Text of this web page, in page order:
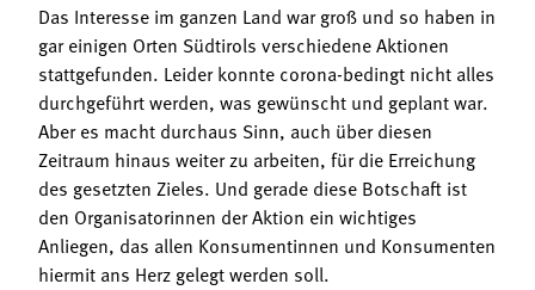
Das Interesse im ganzen Land war groß und so haben in
gar einigen Orten Südtirols verschiedene Aktionen
stattgefunden. Leider konnte corona-bedingt nicht alles
durchgeführt werden, was gewünscht und geplant war.
Aber es macht durchaus Sinn, auch über diesen
Zeitraum hinaus weiter zu arbeiten, für die Erreichung
des gesetzten Zieles. Und gerade diese Botschaft ist
den Organisatorinnen der Aktion ein wichtiges
Anliegen, das allen Konsumentinnen und Konsumenten
hiermit ans Herz gelegt werden soll.